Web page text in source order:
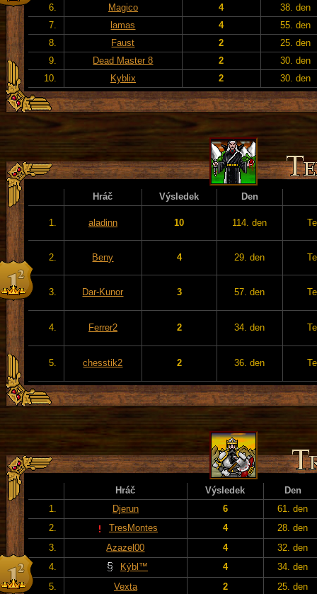
6.
Magico 4
38. den
7.
lamas 4
55. den
8.
Faust 2
25. den
9.
Dead Master 8 2
30. den
10.
Kyblix 2 30. den
Hráč Výsledek Den
1. aladinn 10 114. den
2. Beny 4 29. den
3. Dar-Kunor 3 57. den
4. Ferrer2 2 34. den
5. chesstik2 2 36. den
Hráč Výsledek
Den
1.
Djerun 6
61. den
2.
TresMontes 4
28. den
3.
Azazel00 4
32. den
4.
Kýbl™ 4
34. den
5.
Vexta 2
25. den